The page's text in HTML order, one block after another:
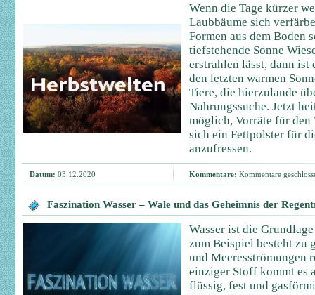
Wenn die Tage kürzer
Laubbäume sich
Formen aus dem Boden
tiefstehende Sonne
erstrahlen lässt, dann ist
den letzten warmen
Tiere, die hierzulande
Nahrungssuche. Jetzt
möglich, Vorräte für den
sich ein Fettpolster für
anzufressen.
Datum: 03.12.2020 Kommentare: Kommentare
Faszination Wasser – Wale und das Geheimnis der
Wasser ist die
zum Beispiel besteht zu
und Meeresströmungen
einziger Stoff kommt es
flüssig, fest und